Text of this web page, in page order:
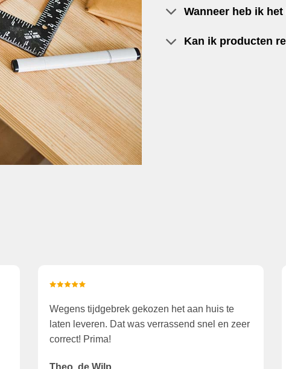
Wanneer heb ik
Kan ik producten
Wegens tijdgebrek gekozen het aan huis te
laten leveren. Dat was verrassend snel en zeer
correct! Prima!
Theo, de Wilp